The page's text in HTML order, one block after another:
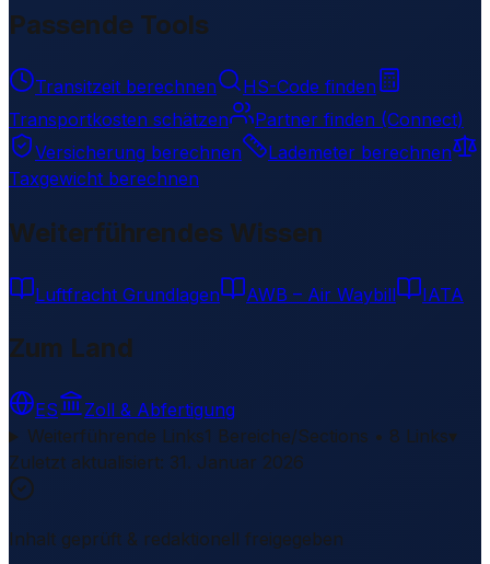
Passende Tools
Transitzeit berechnen
HS-Code finden
Transportkosten schätzen
Partner finden (Connect)
Versicherung berechnen
Lademeter berechnen
Taxgewicht berechnen
Weiterführendes Wissen
Luftfracht Grundlagen AWB – Air Waybill IATA
Zum Land
ES
Zoll & Abfertigung
Weiterführende Links1 Bereiche/Sections • 8 Links▾
Zuletzt aktualisiert: 31. Januar 2026
Inhalt geprüft & redaktionell freigegeben